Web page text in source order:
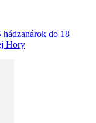
do 18
Hory